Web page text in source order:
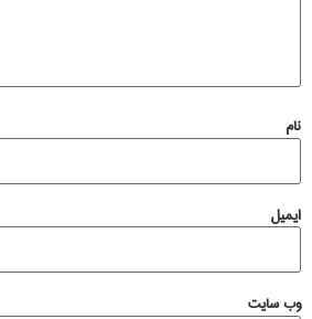
نام
ایمیل
وب‌ سایت